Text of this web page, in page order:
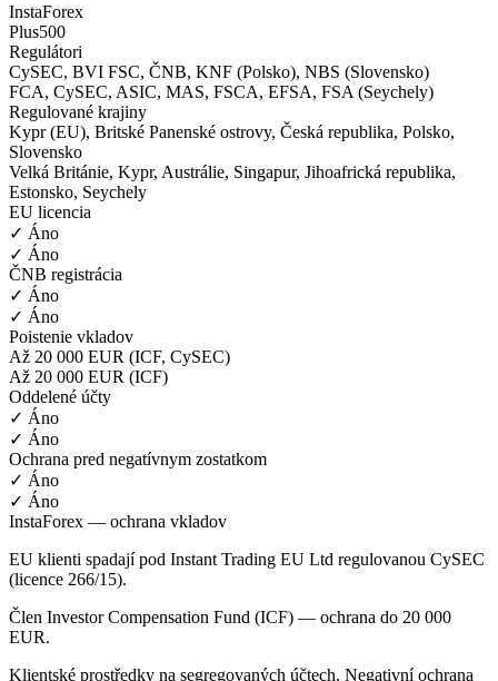
InstaForex
Plus500
Regulátori
CySEC, BVI FSC, ČNB, KNF (Polsko), NBS (Slovensko)
FCA, CySEC, ASIC, MAS, FSCA, EFSA, FSA (Seychely)
Regulované krajiny
Kypr (EU), Britské Panenské ostrovy, Česká republika, Polsko,
Slovensko
Velká Británie, Kypr, Austrálie, Singapur, Jihoafrická republika,
Estonsko, Seychely
EU licencia
✓ Áno
✓ Áno
ČNB registrácia
✓ Áno
✓ Áno
Poistenie vkladov
Až 20 000 EUR (ICF, CySEC)
Až 20 000 EUR (ICF)
Oddelené účty
✓ Áno
✓ Áno
Ochrana pred negatívnym zostatkom
✓ Áno
✓ Áno
InstaForex — ochrana vkladov
EU klienti spadají pod Instant Trading EU Ltd regulovanou CySEC
(licence 266/15).
Člen Investor Compensation Fund (ICF) — ochrana do 20 000
EUR.
Klientské prostředky na segregovaných účtech. Negativní ochrana